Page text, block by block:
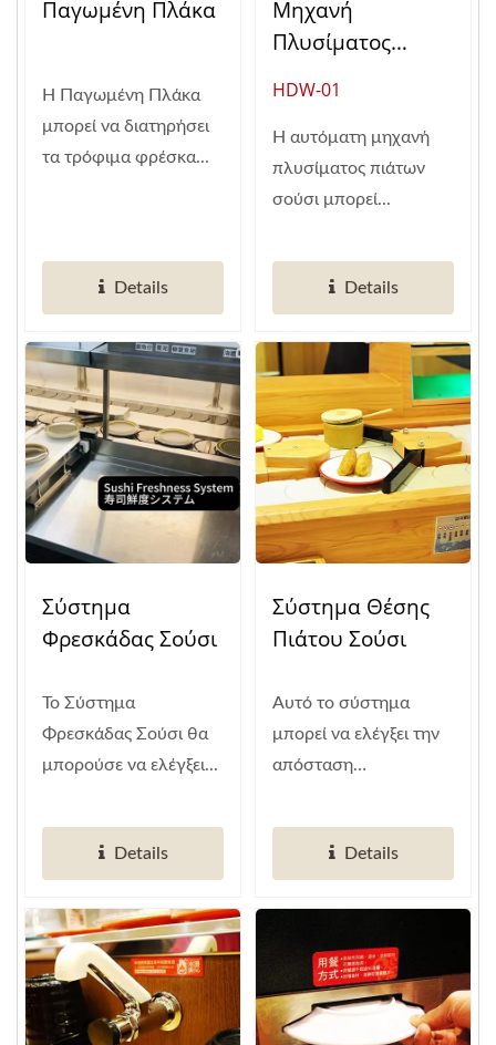
Παγωμένη Πλάκα
Η Παγωμένη Πλάκα
μπορεί να διατηρήσει
τα τρόφιμα φρέσκα...
Details
Μηχανή
Πλυσίματος
HDW-01
Η αυτόματη μηχανή
πλυσίματος πιάτων
σούσι μπορεί...
Details
Σύστημα
Φρεσκάδας Σούσι
Το Σύστημα
Φρεσκάδας Σούσι θα
μπορούσε να ελέγξει...
Details
Σύστημα Θέσης
Πιάτου Σούσι
Αυτό το σύστημα
μπορεί να ελέγξει την
απόσταση
Details